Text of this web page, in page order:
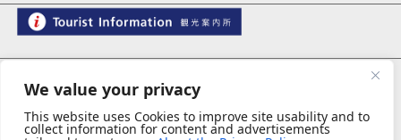
We value your privacy
This website uses Cookies to improve site usability and to
collect information for content and advertisements
夢館 御池別邸